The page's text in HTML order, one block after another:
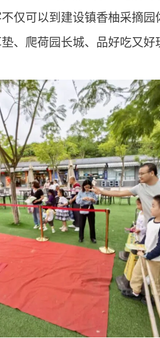
仅可以到建设镇香柚采摘
、爬荷园长城、品好吃又好